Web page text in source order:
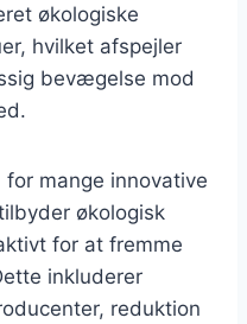
økologiske
hvilket afspejler
bevægelse mod
mange innovative
økologisk
for at fremme
inkluderer
reduktion